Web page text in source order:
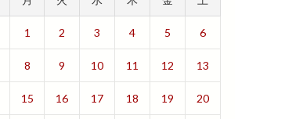
1 2 3 4 5 6
8 9 10 11 12 13
15 16 17 18 19 20